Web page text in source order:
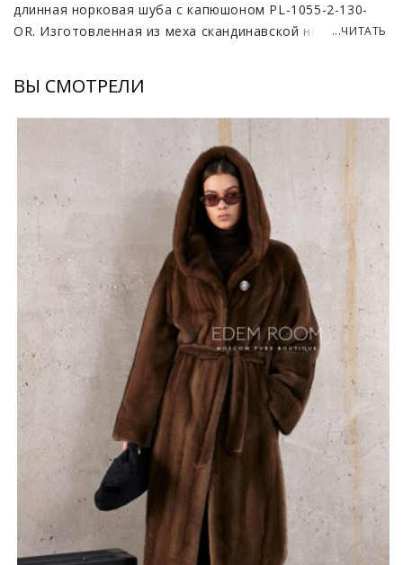
длинная норковая шуба с капюшоном PL-1055-2-130-
OR. Изготовленная из меха скандинавской норки, эта
125-130 см, что обеспечивает не только тепло, но и
утонченный силуэт, подчеркивающий женственность и
грациозность женщины.
Цвет орех добавляет особую нотку, создавая теплый
и естественный образ, который легко адаптируется
под различные гардеробы. Эта шуба — идеальный
выбор для холодных зимних вечеров, когда хочется
чувствовать себя в безопасности и настоящей
роскоши. Капюшон добавляет практичности, защищая
от холодного ветра и создавая атмосферу уюта.
Будьте уверены, что именно эта шуба станет не
только стильным дополнением вашего образа, но и
настоящим вложением в ваш стиль.
*описание несет информационный характер, состав и
правила ухода могут быть изменены производителем
...ЧИТАТЬ
ВЫ СМОТРЕЛИ